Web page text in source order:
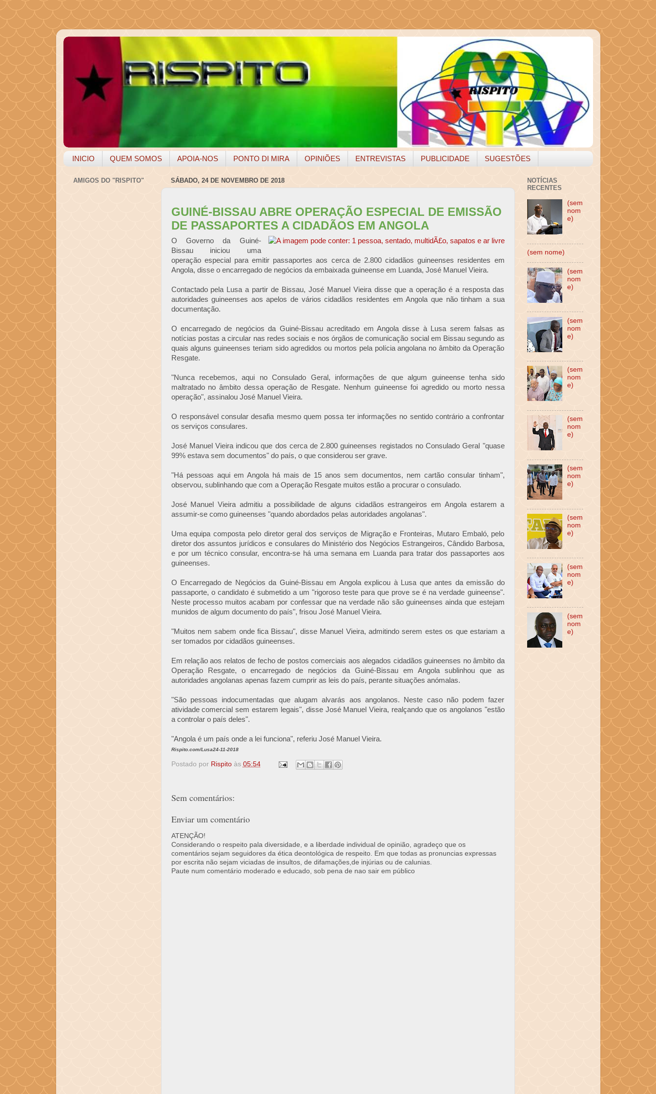
INICIO QUEM SOMOS APOIA-NOS PONTO DI MIRA OPINIÕES ENTREVISTAS PUBLICIDADE SUGESTÕES
SÁBADO, 24 DE NOVEMBRO DE 2018
GUINÉ-BISSAU ABRE OPERAÇÃO ESPECIAL DE EMISSÃO
DE PASSAPORTES A CIDADÃOS EM ANGOLA
O Governo da Guiné-
Bissau iniciou uma
operação especial para emitir passaportes aos cerca de 2.800 cidadãos guineenses residentes em
Angola, disse o encarregado de negócios da embaixada guineense em Luanda, José Manuel Vieira.
Contactado pela Lusa a partir de Bissau, José Manuel Vieira disse que a operação é a resposta das
autoridades guineenses aos apelos de vários cidadãos residentes em Angola que não tinham a sua
documentação.
O encarregado de negócios da Guiné-Bissau acreditado em Angola disse à Lusa serem falsas as
notícias postas a circular nas redes sociais e nos órgãos de comunicação social em Bissau segundo as
quais alguns guineenses teriam sido agredidos ou mortos pela polícia angolana no âmbito da Operação
Resgate.
"Nunca recebemos, aqui no Consulado Geral, informações de que algum guineense tenha sido
maltratado no âmbito dessa operação de Resgate. Nenhum guineense foi agredido ou morto nessa
operação", assinalou José Manuel Vieira.
O responsável consular desafia mesmo quem possa ter informações no sentido contrário a confrontar
os serviços consulares.
José Manuel Vieira indicou que dos cerca de 2.800 guineenses registados no Consulado Geral "quase
99% estava sem documentos" do país, o que considerou ser grave.
"Há pessoas aqui em Angola há mais de 15 anos sem documentos, nem cartão consular tinham",
observou, sublinhando que com a Operação Resgate muitos estão a procurar o consulado.
José Manuel Vieira admitiu a possibilidade de alguns cidadãos estrangeiros em Angola estarem a
assumir-se como guineenses "quando abordados pelas autoridades angolanas".
Uma equipa composta pelo diretor geral dos serviços de Migração e Fronteiras, Mutaro Embaló, pelo
diretor dos assuntos jurídicos e consulares do Ministério dos Negócios Estrangeiros, Cândido Barbosa,
e por um técnico consular, encontra-se há uma semana em Luanda para tratar dos passaportes aos
guineenses.
O Encarregado de Negócios da Guiné-Bissau em Angola explicou à Lusa que antes da emissão do
passaporte, o candidato é submetido a um "rigoroso teste para que prove se é na verdade guineense".
Neste processo muitos acabam por confessar que na verdade não são guineenses ainda que estejam
munidos de algum documento do país", frisou José Manuel Vieira.
"Muitos nem sabem onde fica Bissau", disse Manuel Vieira, admitindo serem estes os que estariam a
ser tomados por cidadãos guineenses.
Em relação aos relatos de fecho de postos comerciais aos alegados cidadãos guineenses no âmbito da
Operação Resgate, o encarregado de negócios da Guiné-Bissau em Angola sublinhou que as
autoridades angolanas apenas fazem cumprir as leis do país, perante situações anómalas.
"São pessoas indocumentadas que alugam alvarás aos angolanos. Neste caso não podem fazer
atividade comercial sem estarem legais", disse José Manuel Vieira, realçando que os angolanos "estão
a controlar o país deles".
"Angola é um país onde a lei funciona", referiu José Manuel Vieira.
Rispito.com/Lusa24-11-2018
Postado por Rispito às 05:54
Sem comentários:
Enviar um comentário
ATENÇÃO!
Considerando o respeito pala diversidade, e a liberdade individual de opinião, agradeço que os
comentários sejam seguidores da ética deontológica de respeito. Em que todas as pronuncias expressas
por escrita não sejam viciadas de insultos, de difamações,de injúrias ou de calunias.
Paute num comentário moderado e educado, sob pena de nao sair em público
AMIGOS DO "RISPITO"
NOTÍCIAS
RECENTES
(sem
nom
e)
(sem nome)
(sem
nom
e)
(sem
nom
e)
(sem
nom
e)
(sem
nom
e)
(sem
nom
e)
(sem
nom
e)
(sem
nom
e)
(sem
nom
e)